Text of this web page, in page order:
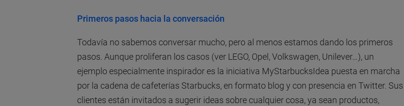
Primeros pasos hacia la conversación
Todavía no sabemos conversar mucho, pero al menos estamos dando los primeros
pasos. Aunque proliferan los casos (ver LEGO, Opel, Volkswagen, Unilever…), un
ejemplo especialmente inspirador es la iniciativa MyStarbucksIdea puesta en marcha
por la cadena de cafeterías Starbucks, en formato blog y con presencia en Twitter. Sus
clientes están invitados a sugerir ideas sobre cualquier cosa, ya sean productos,